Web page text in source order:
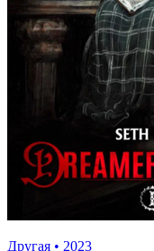
Другая • 2023